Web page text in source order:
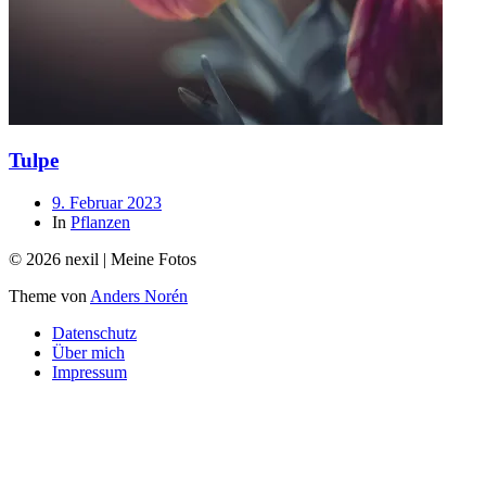
Tulpe
Beitragsdatum
9. Februar 2023
In Pflanzen
© 2026 nexil | Meine Fotos
Theme von Anders Norén
Datenschutz
Über mich
Impressum